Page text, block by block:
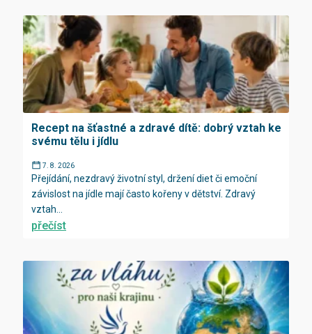
Recept na šťastné a zdravé dítě: dobrý vztah ke
svému tělu i jídlu
7. 8. 2026
Přejídání, nezdravý životní styl, držení diet či emoční
závislost na jídle mají často kořeny v dětství. Zdravý
vztah...
přečíst